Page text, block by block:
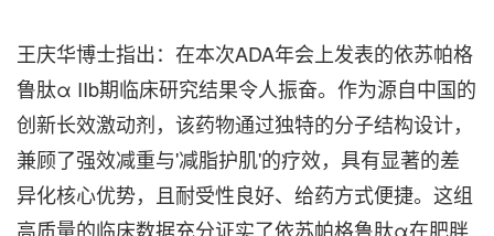
王庆华博士指出：在本次ADA年会上发表的依苏帕格
鲁肽α IIb期临床研究结果令人振奋。作为源自中国的
创新长效激动剂，该药物通过独特的分子结构设计，
兼顾了强效减重与'减脂护肌'的疗效，具有显著的差
异化核心优势，且耐受性良好、给药方式便捷。这组
高质量的临床数据充分证实了依苏帕格鲁肽α在肥胖